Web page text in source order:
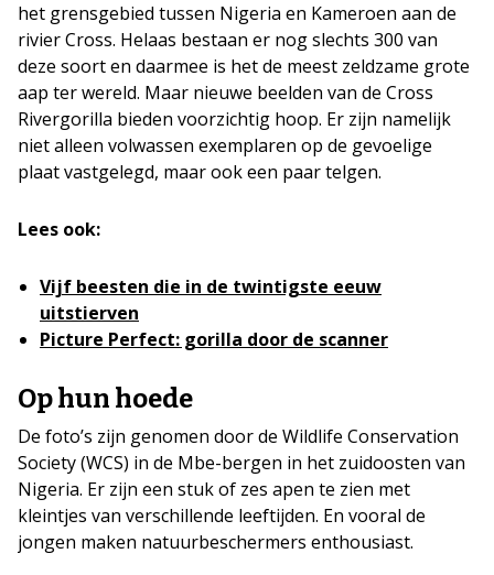
het grensgebied tussen Nigeria en Kameroen aan de
rivier Cross. Helaas bestaan er nog slechts 300 van
deze soort en daarmee is het de meest zeldzame grote
aap ter wereld. Maar nieuwe beelden van de Cross
Rivergorilla bieden voorzichtig hoop. Er zijn namelijk
niet alleen volwassen exemplaren op de gevoelige
plaat vastgelegd, maar ook een paar telgen.
Lees ook:
Vijf beesten die in de twintigste eeuw
uitstierven
Picture Perfect: gorilla door de scanner
Op hun hoede
De foto’s zijn genomen door de Wildlife Conservation
Society (WCS) in de Mbe-bergen in het zuidoosten van
Nigeria. Er zijn een stuk of zes apen te zien met
kleintjes van verschillende leeftijden. En vooral de
jongen maken natuurbeschermers enthousiast.